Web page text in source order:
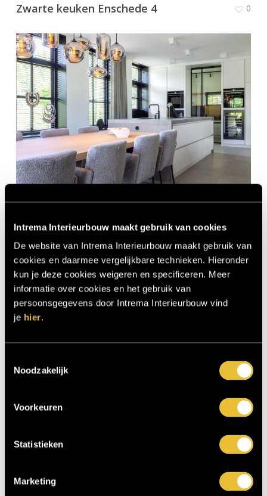
Intrema Interieurbouw maakt gebruik van cookies
De website van Intrema Interieurbouw maakt gebruik van
cookies en daarmee vergelijkbare technieken. Hieronder
kun je deze cookies weigeren en specificeren. Meer
informatie over cookies en het gebruik van
persoonsgegevens door Intrema Interieurbouw vind
je hier.
Noodzakelijk
Voorkeuren
Statistieken
Marketing
Zwarte keuken Enschede 4 0
H1 0
H2 0